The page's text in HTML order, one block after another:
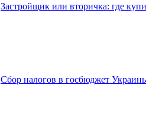
Застройщик или вторичка: где
Сбор налогов в госбюджет